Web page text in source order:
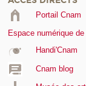
Portail Cnam
Espace numérique
Handi'Cnam
Cnam blog